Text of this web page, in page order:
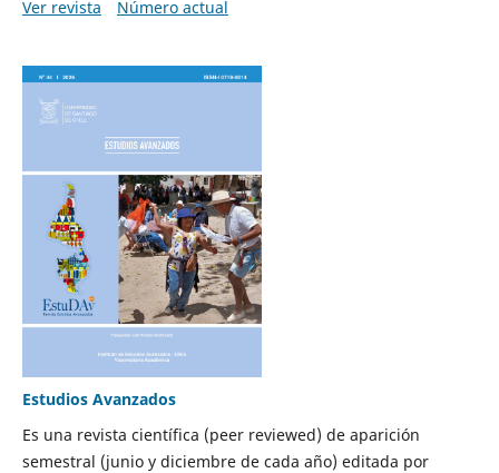
Ver revista
Número actual
Estudios Avanzados
Es una revista científica (peer reviewed) de aparición
semestral (junio y diciembre de cada año) editada por